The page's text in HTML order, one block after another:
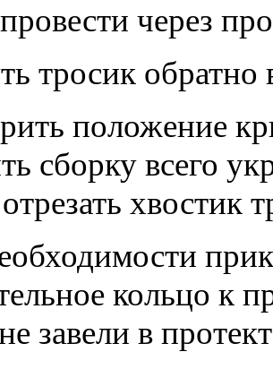
через
тросик обратно
положение
сборку всего
хвостик
кольцо к
завели в